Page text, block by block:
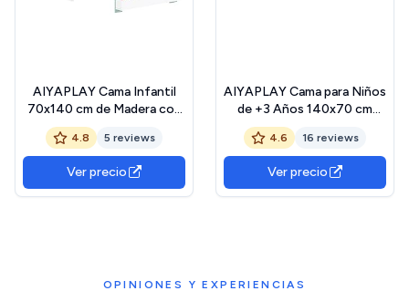
AIYAPLAY Cama Infantil
70x140 cm de Madera con
Almacenaje Cama para
Niños de +3 Años con
Protección Anticaída
Cabecero en Dibujo de
León Carga 40 kg para
4.8 5 reviews
Ver precio
AIYAPLAY Cama para Niños
de +3 Años 140x70 cm
Cama Infantil de Madera
Carga 80 kg para
Dormitorio Blanco y
Natural
4.6 16 reviews
Ver precio
OPINIONES Y EXPERIENCIAS